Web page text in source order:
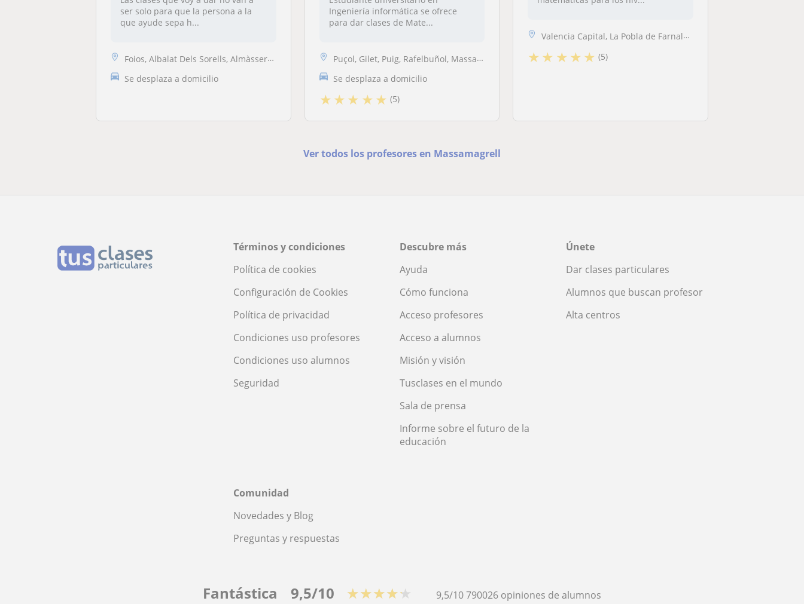
ser solo para que la persona a la
que ayude sepa h...
Foios, Albalat Dels Sorells, Almàssera, Massamagrell, Meliana, Museros
Se desplaza a domicilio
Ingeniería informática se ofrece
para dar clases de Mate...
Puçol, Gilet, Puig, Rafelbuñol, Massamagrell, Sagunto, La Pobla de Far...
Se desplaza a domicilio
★★★ ★★ (5)
Valencia Capital, La Pobla de Farnals, Massamagrell, Museros, Rafelbuñ...
★★ ★★★ (5)
Ver todos los profesores en Massamagrell
Términos y condiciones
Política de cookies
Configuración de Cookies
Política de privacidad
Condiciones uso profesores
Condiciones uso alumnos
Seguridad
Descubre más
Ayuda
Cómo funciona
Acceso profesores
Acceso a alumnos
Misión y visión
Tusclases en el mundo
Sala de prensa
Informe sobre el futuro de la
educación
Únete
Dar clases particulares
Alumnos que buscan profesor
Alta centros
Comunidad
Novedades y Blog
Preguntas y respuestas
Fantástica 9,5/10 ★★★★★ 9,5/10790026 opiniones de alumnos